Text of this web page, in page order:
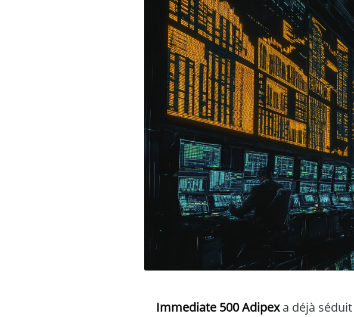
Immediate 500 Adipexa déjà